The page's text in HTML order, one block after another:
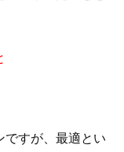
ですが、最適とい